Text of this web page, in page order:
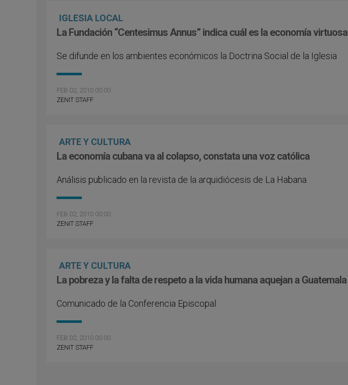
IGLESIA LOCAL
La Fundación “Centesimus Annus” indica cuál es la economía virtuosa
Se difunde en los ambientes económicos la Doctrina Social de la Iglesia
FEB 02, 2010 00:00
ZENIT STAFF
ARTE Y CULTURA
La economía cubana va al colapso, constata una voz católica
Análisis publicado en la revista de la arquidiócesis de La Habana
FEB 02, 2010 00:00
ZENIT STAFF
ARTE Y CULTURA
La pobreza y la falta de respeto a la vida humana aquejan a Guatemala
Comunicado de la Conferencia Episcopal
FEB 02, 2010 00:00
ZENIT STAFF